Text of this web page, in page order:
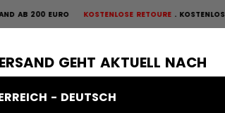
GEHT AKTUELL NACH
- DEUTSCH
KOSTENLOSE RETOURE KOSTENLOSER
SCHUTZAUSRÜSTUNG TORWART